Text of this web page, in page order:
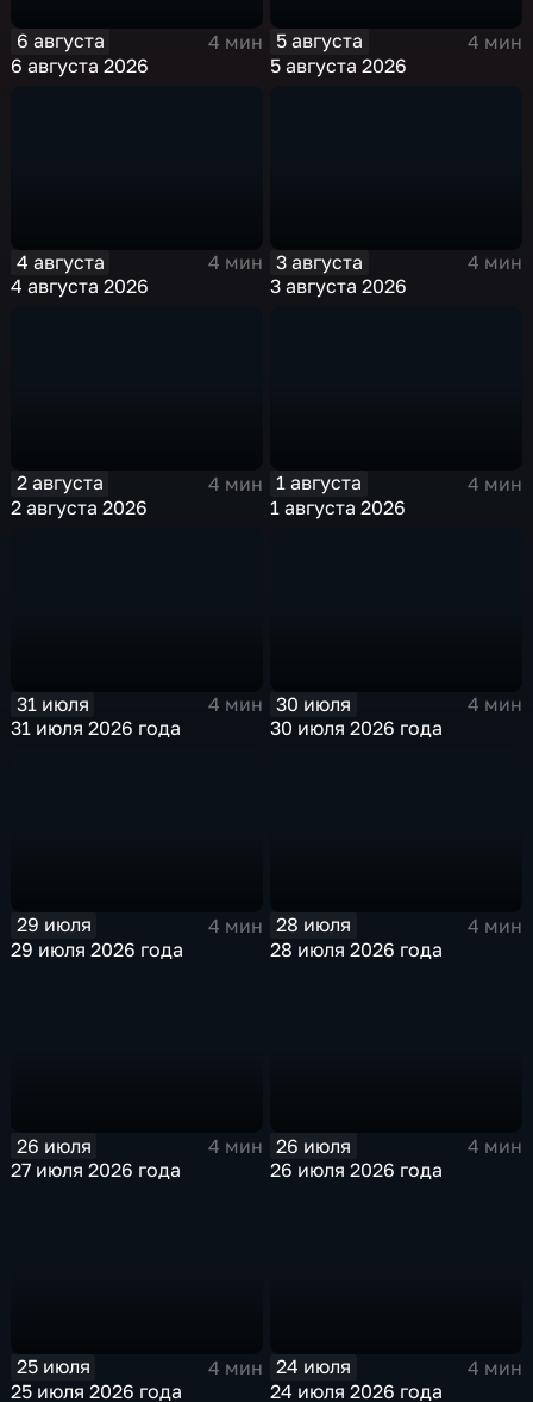
6 августа
4 мин
6 августа 2026
5 августа
4 мин
5 августа 2026
4 августа
4 мин
4 августа 2026
3 августа
4 мин
3 августа 2026
2 августа
4 мин
2 августа 2026
1 августа
4 мин
1 августа 2026
31 июля
4 мин
31 июля 2026 года
30 июля
4 мин
30 июля 2026 года
29 июля
4 мин
29 июля 2026 года
28 июля
4 мин
28 июля 2026 года
26 июля
4 мин
27 июля 2026 года
26 июля
4 мин
26 июля 2026 года
25 июля
4 мин
25 июля 2026 года
24 июля
4 мин
24 июля 2026 года